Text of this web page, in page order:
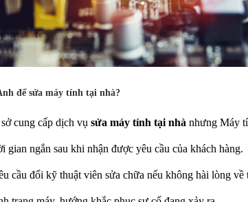
để sửa máy tính tại nhà?
cung cấp dịch vụ sửa máy tính tại nhà nhưng Máy
gian ngắn sau khi nhận được yêu cầu của khách hàng.
cầu đổi kỹ thuật viên sửa chữa nếu không hài lòng